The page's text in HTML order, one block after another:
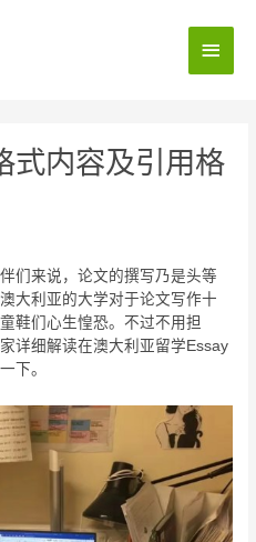
式内容及引用格
们来说，论文的撰写乃是头等
大利亚的大学对于论文写作十
鞋们心生惶恐。不过不用担
详细解读在澳大利亚留学Essay
下。